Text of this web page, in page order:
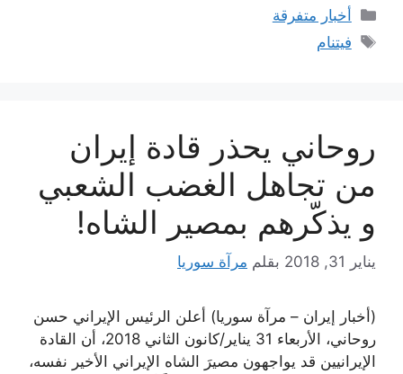
التصنيفات
أخبار متفرقة
الوسوم
فيتنام
روحاني يحذر قادة إيران
من تجاهل الغضب الشعبي
و يذكّرهم بمصير الشاه!
يناير 31, 2018 بقلم مرآة سوريا
(أخبار إيران – مرآة سوريا) أعلن الرئيس الإيراني حسن
روحاني، الأربعاء 31 يناير/كانون الثاني 2018، أن القادة
الإيرانيين قد يواجهون مصيرَ الشاه الإيراني الأخير نفسه،